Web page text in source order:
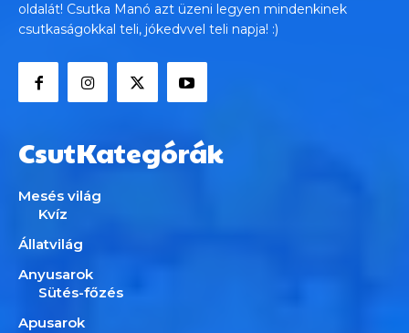
oldalát! Csutka Manó azt üzeni legyen mindenkinek
csutkaságokkal teli, jókedvvel teli napja! :)
CsutKategórák
Mesés világ
Kvíz
Állatvilág
Anyusarok
Sütés-főzés
Apusarok